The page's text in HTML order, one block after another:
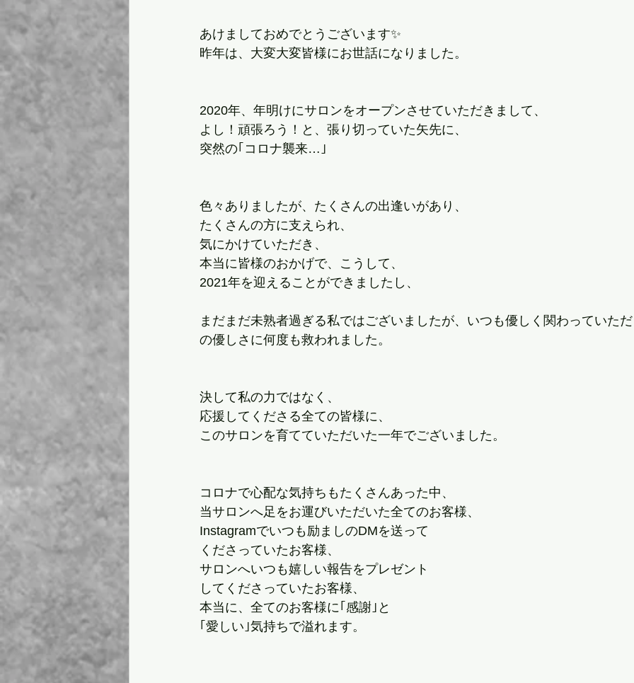
あけましておめでとうございます✨
昨年は、大変大変皆様にお世話になりました。
2020年、年明けにサロンをオープンさせていただきまして、
よし！頑張ろう！と、張り切っていた矢先に、
突然の｢コロナ襲来…｣
色々ありましたが、たくさんの出逢いがあり、
たくさんの方に支えられ、
気にかけていただき、
本当に皆様のおかげで、こうして、
2021年を迎えることができましたし、
まだまだ未熟者過ぎる私ではございましたが、いつも優しく関わっていた
の優しさに何度も救われました。
決して私の力ではなく、
応援してくださる全ての皆様に、
このサロンを育てていただいた一年でございました。
コロナで心配な気持ちもたくさんあった中、
当サロンへ足をお運びいただいた全てのお客様、
Instagramでいつも励ましのDMを送って
くださっていたお客様、
サロンへいつも嬉しい報告をプレゼント
してくださっていたお客様、
本当に、全てのお客様に｢感謝｣と
｢愛しい｣気持ちで溢れます。